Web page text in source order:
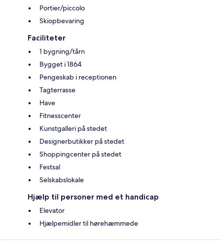
Portier/piccolo
Skiopbevaring
Faciliteter
1 bygning/tårn
Bygget i 1864
Pengeskab i receptionen
Tagterrasse
Have
Fitnesscenter
Kunstgalleri på stedet
Designerbutikker på stedet
Shoppingcenter på stedet
Festsal
Selskabslokale
Hjælp til personer med et handicap
Elevator
Hjælpemidler til hørehæmmede